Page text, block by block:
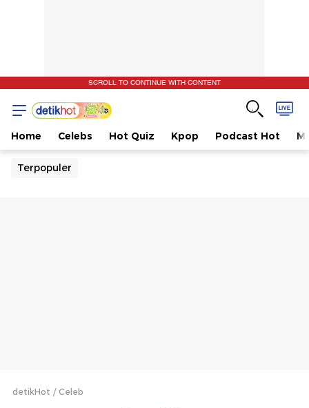
SCROLL TO CONTINUE WITH CONTENT
Home Celebs Hot Quiz Kpop Podcast Hot
Terpopuler
detikHot Celeb